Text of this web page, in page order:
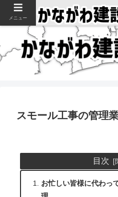
神奈川県の建設業許可申請・取
スモール工事の管理
目次
お忙しい皆様に代わっ
メニュー